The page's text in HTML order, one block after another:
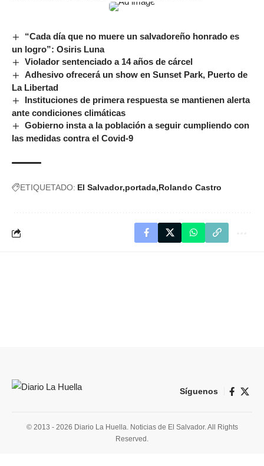
“Cada día que no muere un salvadoreño honrado es
un logro”: Osiris Luna
Violador sentenciado a 14 años de cárcel
Adhesivo ofrecerá un show en Sunset Park, Puerto de
La Libertad
Instituciones de primera respuesta se mantienen alerta
ante condiciones climáticas
Gobierno insta a la población a seguir cumpliendo con
las medidas contra el Covid-9
ETIQUETADO: El Salvador portada Rolando Castro
Síguenos
© 2013 - 2026 Diario La Huella. Noticias de El Salvador. All Rights
Reserved.